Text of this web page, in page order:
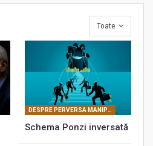
Toate
DESPRE PERVERSA MANIPULARE MASONICĂ
Schema Ponzi inversată